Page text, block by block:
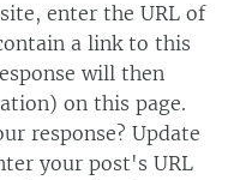
enter the URL of
a link to this
will then
on this page.
response? Update
your post's URL